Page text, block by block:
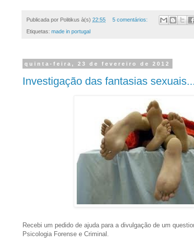
Publicada por Politikus à(s) 22:55 5 comentários:
Etiquetas: made in portugal
quinta-feira, 23 de fevereiro de 2012
Investigação das fantasias
Recebi um pedido de ajuda para a divulgação de um
Psicologia Forense e Criminal.